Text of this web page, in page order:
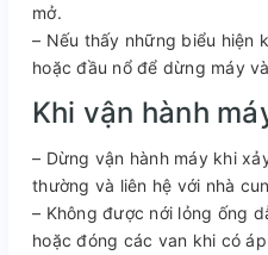
mở.
– Nếu thấy những biểu hiện
hoặc đầu nổ để dừng máy
Khi vận hành
– Dừng vận hành máy khi
thường và liên hệ với nhà
– Không được nới lỏng ống
hoặc đóng các van khi có